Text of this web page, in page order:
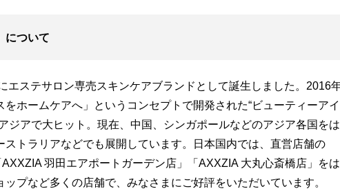
について
ステサロン専売スキンケアブランドとして誕生しました。2016
をホームケアへ」というコンセプトで開発された“ビューティーアイ
ジアで大ヒット。現在、中国、シンガポールなどのアジア各国を
ストラリアなどでも展開しています。日本国内では、直営店舗の
AXXZIA 羽田エアポートガーデン店」「AXXZIA 大丸心斎橋店」を
プなど多くの店舗で、みなさまにご好評をいただいています。